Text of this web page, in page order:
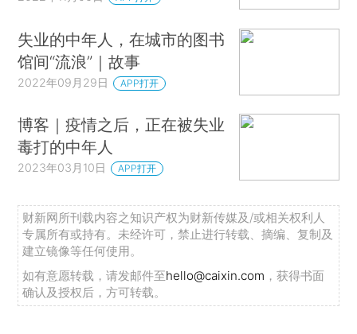
失业的中年人，在城市的图书
馆间“流浪”｜故事
2022年09月29日 APP打开
博客｜疫情之后，正在被失业
毒打的中年人
2023年03月10日 APP打开
财新网所刊载内容之知识产权为财新传媒及/或相关权利人
专属所有或持有。未经许可，禁止进行转载、摘编、复制及
建立镜像等任何使用。
如有意愿转载，请发邮件至hello@caixin.com ，获得书面
确认及授权后，方可转载。